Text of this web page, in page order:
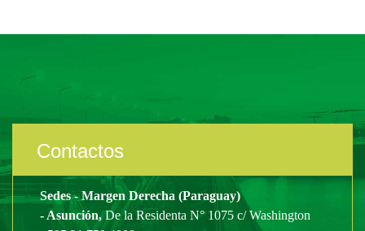
Contactos
Sedes - Margen Derecha (Paraguay)
- Asunción,De la Residenta N° 1075 c/ Washington